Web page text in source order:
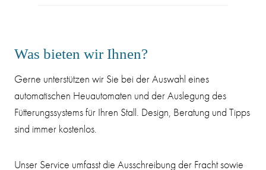
Was bieten wir Ihnen?
Gerne unterstützen wir Sie bei der Auswahl eines
automatischen Heuautomaten und der Auslegung des
Fütterungssystems für Ihren Stall. Design, Beratung und Tipps
sind immer kostenlos.
Unser Service umfasst die Ausschreibung der Fracht sowie